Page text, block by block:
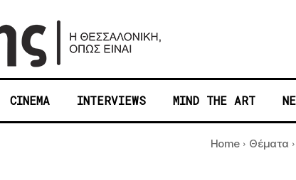
CINEMA INTERVIEWS MIND THE ART
Home Θέματα